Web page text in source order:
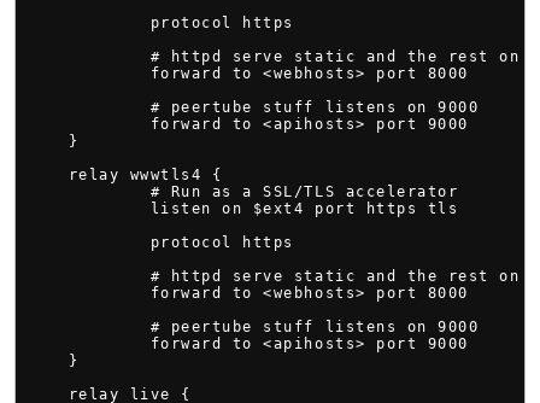
            protocol https
# httpd serve static and the rest on
            forward to <webhosts> port 8000
            # peertube stuff listens on 9000
            forward to <apihosts> port 9000
    }
    relay wwwtls4 {
            # Run as a SSL/TLS accelerator
            listen on $ext4 port https tls
            protocol https
# httpd serve static and the rest on
            forward to <webhosts> port 8000
            # peertube stuff listens on 9000
            forward to <apihosts> port 9000
    }
    relay live {